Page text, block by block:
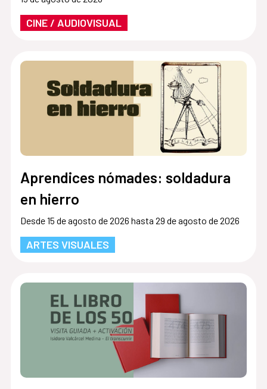
CINE / AUDIOVISUAL
Aprendices nómades: soldadura
en hierro
Desde 15 de agosto de 2026 hasta 29 de agosto de 2026
ARTES VISUALES